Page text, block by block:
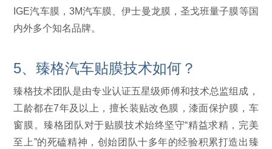
IGE汽车膜，3M汽车膜、伊士曼龙膜，圣戈班量子膜等国
内外多个知名品牌。
5、臻格汽车贴膜技术如何？
臻格技术团队是由专业认证五星级师傅和技术总监组成，
工龄都在7年及以上，擅长装贴改色膜，漆面保护膜，车
窗膜。臻格团队对于贴膜技术始终坚守“精益求精，完美
至上”的死磕精神，创始团队十多年的经验积累打造出臻